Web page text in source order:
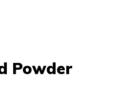
Powder